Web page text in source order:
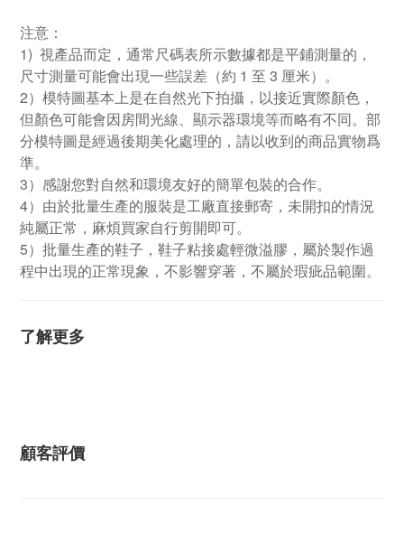
注意：
1) 視產品而定，通常尺碼表所示數據都是平鋪測量的，
尺寸測量可能會出現一些誤差（約 1 至 3 厘米）。
2）模特圖基本上是在自然光下拍攝，以接近實際顏色，
但顏色可能會因房間光線、顯示器環境等而略有不同。部
分模特圖是經過後期美化處理的，請以收到的商品實物爲
準。
3）感謝您對自然和環境友好的簡單包裝的合作。
4）由於批量生產的服裝是工廠直接郵寄，未開扣的情況
純屬正常，麻煩買家自行剪開即可。
5）批量生產的鞋子，鞋子粘接處輕微溢膠，屬於製作過
程中出現的正常現象，不影響穿著，不屬於瑕疵品範圍。
了解更多
顧客評價